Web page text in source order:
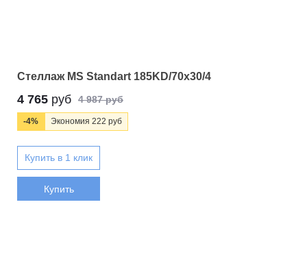
Стеллаж MS Standart 185KD/70x30/4
4 765 руб 4 987 руб
-4% Экономия 222 руб
Купить